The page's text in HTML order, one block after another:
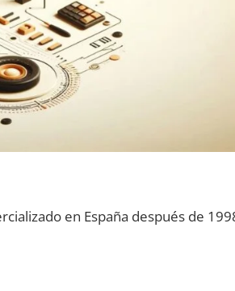
en España después dе